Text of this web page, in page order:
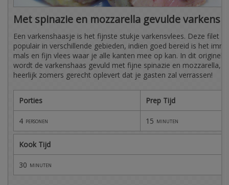
Met spinazie en mozzarella gevulde
Een varkenshaasje is het fijnste stukje varkensvlees. Deze filet is
populair in verschillende gebieden, indien goed bereid is het
mals en fijn vlees waar je alle kanten mee op kan. In dit originele
wordt de varkenshaas gevuld met fijne spinazie en mozzarella,
heerlijk zomers gerecht oplevert dat je gasten zal verrassen!
Porties Prep Tijd
4 personen 15 minuten
Kook Tijd
30 minuten